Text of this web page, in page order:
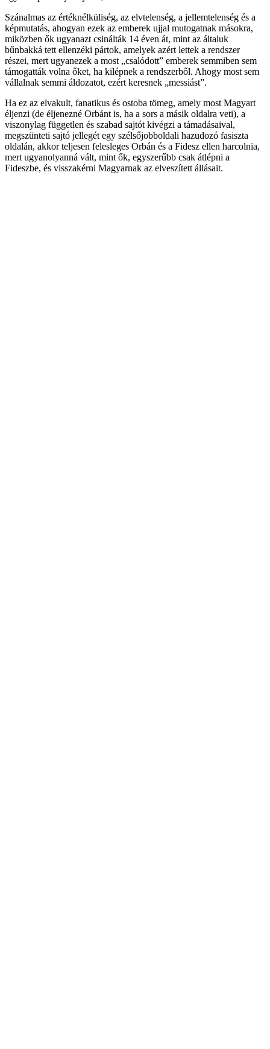
Szánalmas az értéknélküliség, az elvtelenség, a jellemtelenség és a
képmutatás, ahogyan ezek az emberek ujjal mutogatnak másokra,
miközben ők ugyanazt csinálták 14 éven át, mint az általuk
bűnbakká tett ellenzéki pártok, amelyek azért lettek a rendszer
részei, mert ugyanezek a most „csalódott” emberek semmiben sem
támogatták volna őket, ha kilépnek a rendszerből. Ahogy most sem
vállalnak semmi áldozatot, ezért keresnek „messiást”.
Ha ez az elvakult, fanatikus és ostoba tömeg, amely most Magyart
éljenzi (de éljenezné Orbánt is, ha a sors a másik oldalra veti), a
viszonylag független és szabad sajtót kivégzi a támadásaival,
megszünteti sajtó jellegét egy szélsőjobboldali hazudozó fasiszta
oldalán, akkor teljesen felesleges Orbán és a Fidesz ellen harcolnia,
mert ugyanolyanná vált, mint ők, egyszerűbb csak átlépni a
Fideszbe, és visszakérni Magyarnak az elveszített állásait.